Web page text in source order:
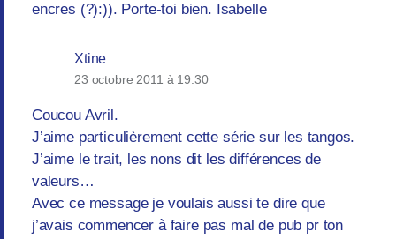
encres (?):)). Porte-toi bien. Isabelle
Xtine
23 octobre 2011 à 19:30
Coucou Avril.
J’aime particulièrement cette série sur les tangos.
J’aime le trait, les nons dit les différences de
valeurs…
Avec ce message je voulais aussi te dire que
j’avais commencer à faire pas mal de pub pr ton